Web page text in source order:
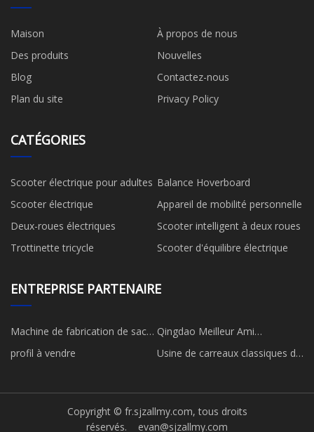
Maison
À propos de nous
Des produits
Nouvelles
Blog
Contactez-nous
Plan du site
Privacy Policy
CATÉGORIES
Scooter électrique pour adultes Balance Hoverboard
Scooter électrique
Appareil de mobilité personnelle
Deux-roues électriques
Scooter intelligent à deux roues
Trottinette tricycle
Scooter d'équilibre électrique
ENTREPRISE PARTENAIRE
Machine de fabrication de sacs
en papier
Qingdao Meilleur Ami
Caoutchouc & Plastique Cie,
profil à vendre
Usine de carreaux classiques de
Copyright © fr.sjzallmy.com, tous droits
réservés. evan@sjzallmy.com